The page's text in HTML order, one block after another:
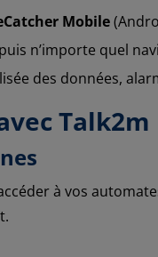
Mobile
n’importe quel
des données,
Talk2m
à vos